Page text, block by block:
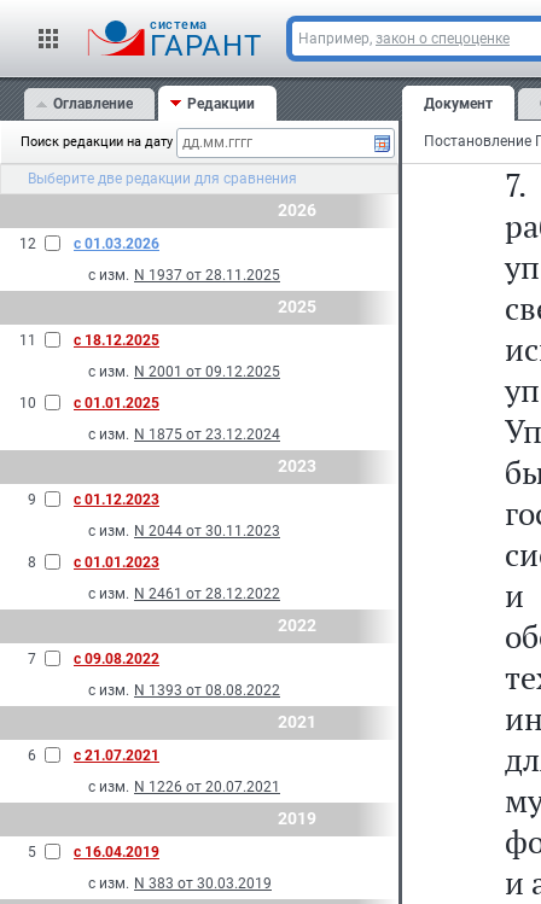
cистема
ГАРАНТ Например, закон о спецоценке
Оглавление Редакции
Поиск редакции на дату
Выберите две редакции для сравнения
2026
12
с 01.03.2026
с изм. N 1937 от 28.11.2025
2025
11
с 18.12.2025
с изм. N 2001 от 09.12.2025
10
с 01.01.2025
с изм. N 1875 от 23.12.2024
2023
9
с 01.12.2023
с изм. N 2044 от 30.11.2023
8
с 01.01.2023
с изм. N 2461 от 28.12.2022
2022
7
с 09.08.2022
с изм. N 1393 от 08.08.2022
2021
6
с 21.07.2021
с изм. N 1226 от 20.07.2021
2019
5
с 16.04.2019
с изм. N 383 от 30.03.2019
Документ
и
и